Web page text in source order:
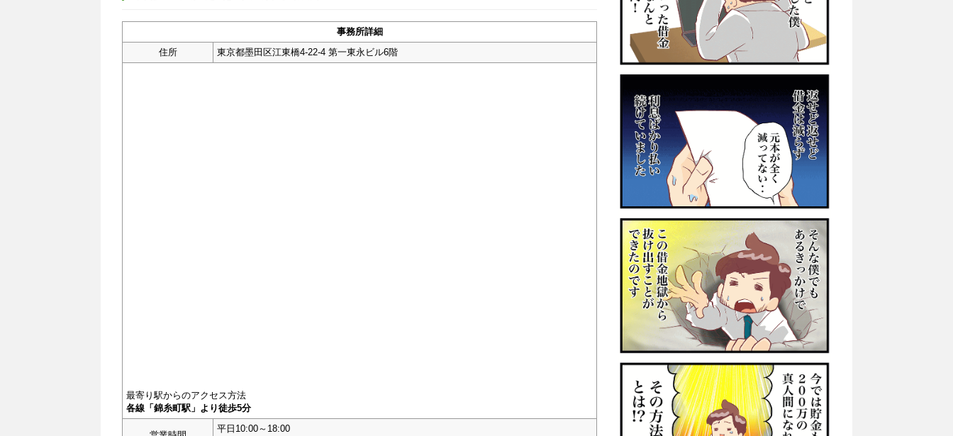
事務所詳細
住所
東京都墨田区江東橋4-22-4 第一東永ビル6階
最寄り駅からのアクセス方法
各線「錦糸町駅」より徒歩5分
平日10:00～18:00